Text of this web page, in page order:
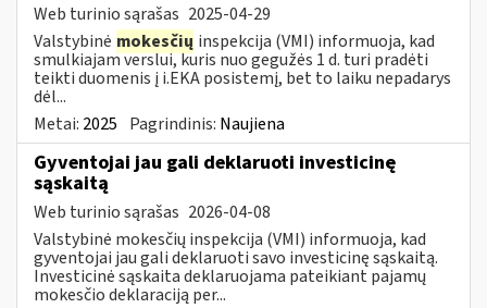
Web turinio sąrašas 2025-04-29
Valstybinė mokesčių inspekcija (VMI) informuoja, kad
smulkiajam verslui, kuris nuo gegužės 1 d. turi pradėti
teikti duomenis į i.EKA posistemį, bet to laiku nepadarys
dėl...
Metai: 2025 Pagrindinis: Naujiena
Gyventojai jau gali deklaruoti investicinę
sąskaitą
Web turinio sąrašas 2026-04-08
Valstybinė mokesčių inspekcija (VMI) informuoja, kad
gyventojai jau gali deklaruoti savo investicinę sąskaitą.
Investicinė sąskaita deklaruojama pateikiant pajamų
mokesčio deklaraciją per...